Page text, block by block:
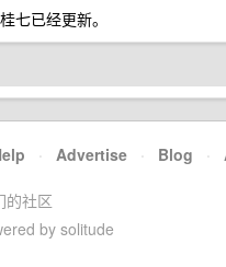
桂七已经更新。
· Advertise · Blog ·
的社区
by solitude